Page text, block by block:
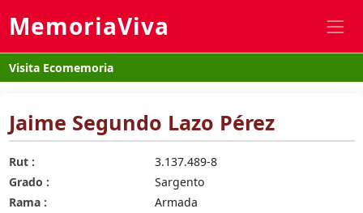
MemoriaViva
Visita Ecomemoria
Jaime Segundo Lazo Pérez
Rut :
3.137.489-8
Grado :
Sargento
Rama :
Armada